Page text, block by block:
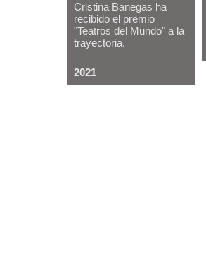
Cristina Banegas ha
recibido el premio
"Teatros del Mundo" a la
trayectoria.
2021